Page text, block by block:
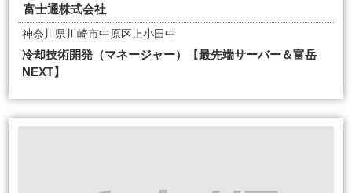
富士通株式会社
神奈川県川崎市中原区上小田中
冷却技術開発（マネージャー）【最先端サーバー＆富岳
NEXT】